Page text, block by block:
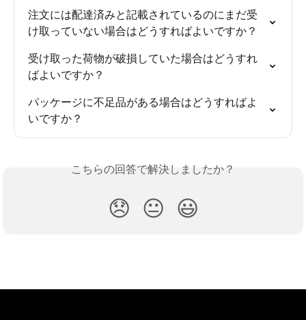
注文には配達済みと記載されているのにまだ受
け取っていない場合はどうすればよいですか？
受け取った荷物が破損していた場合はどうすれ
ばよいですか？
パッケージに不足品がある場合はどうすればよ
いですか？
こちらの回答で解決しましたか？
😞 😐 😃